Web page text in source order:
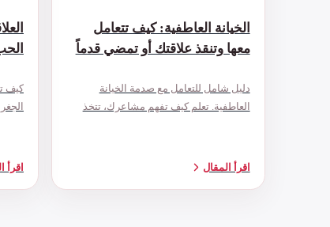
الخيانة العاطفية: كيف تتعامل
معها وتنقذ علاقتك أو تمضي قدماً
دليل شامل للتعامل مع صدمة الخيانة
العاطفية. تعلم كيف تفهم مشاعرك، تتخذ
اقرأ المقال
كيف
اقرأ